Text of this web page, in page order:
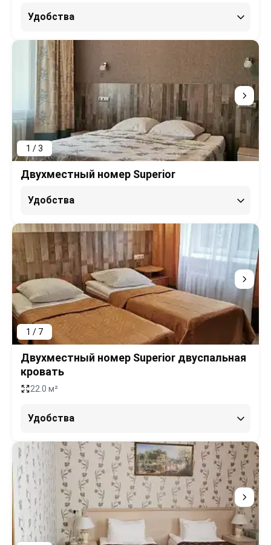
Удобства
1 / 3
Двухместный номер Superior
Удобства
1 / 7
Двухместный номер Superior двуспальная
кровать
22.0 м²
Удобства